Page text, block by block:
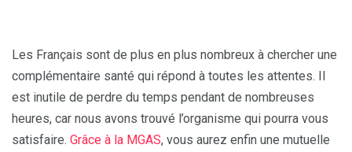
Les Français sont de plus en plus nombreux à chercher une
complémentaire santé qui répond à toutes les attentes. Il
est inutile de perdre du temps pendant de nombreuses
heures, car nous avons trouvé l’organisme qui pourra vous
satisfaire. Grâce à la MGAS, vous aurez enfin une mutuelle